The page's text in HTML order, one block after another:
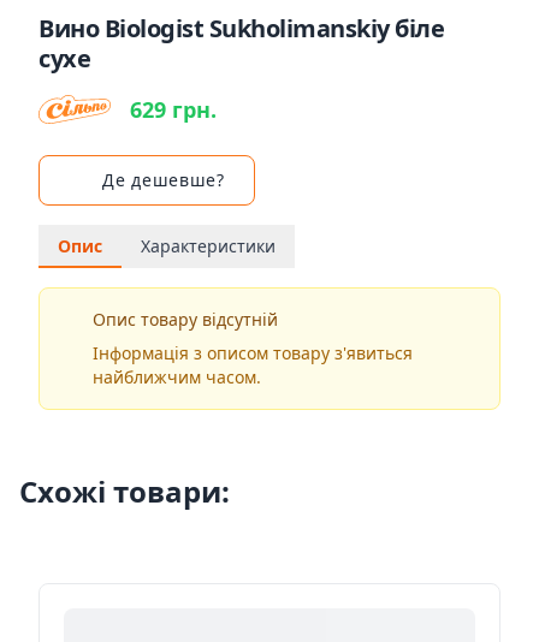
Вино Biologist Sukholimanskiy біле
сухе
629 грн.
Де дешевше?
Опис Характеристики
Опис товару відсутній
Інформація з описом товару з'явиться
найближчим часом.
Схожі товари: